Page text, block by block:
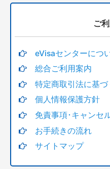
ご
eVisaセンターにつ
総合ご利用案内
特定商取引法に基
個人情報保護方針
免責事項･キャンセ
お手続きの流れ
サイトマップ